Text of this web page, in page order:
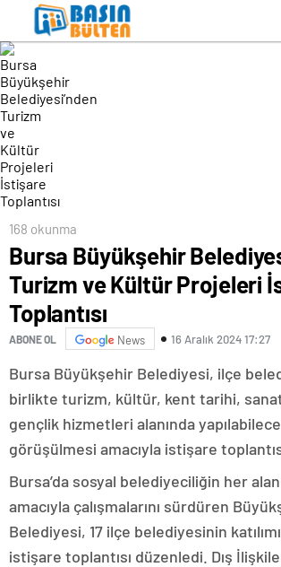
168 okunma
Bursa Büyükşehir
Turizm ve Kültür Projeleri
Toplantısı
ABONE OL News 16 Aralık 2024 17:27
Bursa Büyükşehir Belediyesi, ilçe
birlikte turizm, kültür, kent tarihi,
gençlik hizmetleri alanında
görüşülmesi amacıyla istişare
Bursa’da sosyal belediyeciliğin her
amacıyla çalışmalarını sürdüren
Belediyesi, 17 ilçe belediyesinin
istişare toplantısı düzenledi. Dış